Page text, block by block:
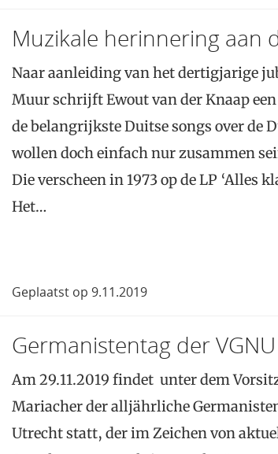
Muzikale herinnering aan
Naar aanleiding van het dertigjarige
Muur schrijft Ewout van der Knaap
de belangrijkste Duitse songs over de
wollen doch einfach nur zusammen
Die verscheen in 1973 op de LP ‘Alles
Het…
Geplaatst op 9.11.2019
Germanistentag der
Am 29.11.2019 findet unter dem
Mariacher der alljährliche
Utrecht statt, der im Zeichen von